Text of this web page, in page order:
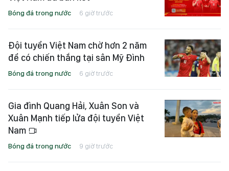
Bóng đá trong nước 6 giờ trước
Đội tuyển Việt Nam chờ hơn 2 năm
để có chiến thắng tại sân Mỹ Đình
Bóng đá trong nước 6 giờ trước
Gia đình Quang Hải, Xuân Son và
Xuân Mạnh tiếp lửa đội tuyển Việt
Nam
Bóng đá trong nước 9 giờ trước